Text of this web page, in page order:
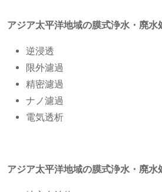
アジア太平洋地域の膜式浄水・廃水
逆浸透
限外濾過
精密濾過
ナノ濾過
電気透析
アジア太平洋地域の膜式浄水・廃水